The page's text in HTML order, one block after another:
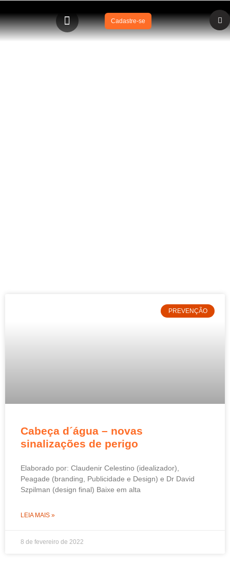
Cadastre-se
PREVENÇÃO
Cabeça d´água – novas
sinalizações de perigo
Elaborado por: Claudenir Celestino (idealizador),
Peagade (branding, Publicidade e Design) e Dr David
Szpilman (design final) Baixe em alta
LEIA MAIS »
8 de fevereiro de 2022